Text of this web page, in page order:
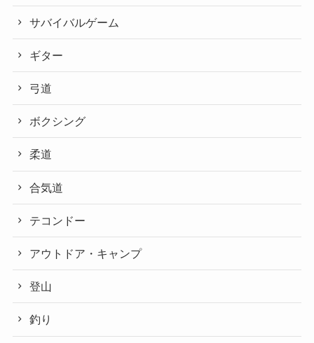
サバイバルゲーム
ギター
弓道
ボクシング
柔道
合気道
テコンドー
アウトドア・キャンプ
登山
釣り